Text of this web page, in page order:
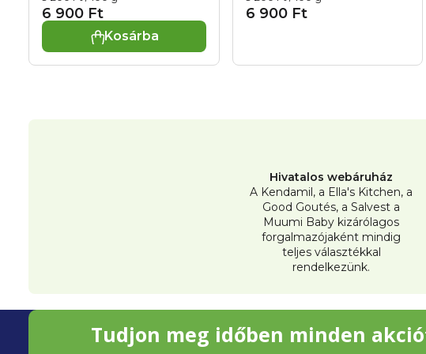
és a jó közérzet
érdekében
6 900 Ft
Kosárba
emésztés elősegítésére
6 900 Ft
Hivatalos webáruház
A Kendamil, a Ella's Kitchen, a
Good Goutés, a Salvest a
Muumi Baby kizárólagos
forgalmazójaként mindig
teljes választékkal
rendelkezünk.
Tudjon meg időben minden